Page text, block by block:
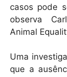
casos pode
observa
Animal
Uma
que a